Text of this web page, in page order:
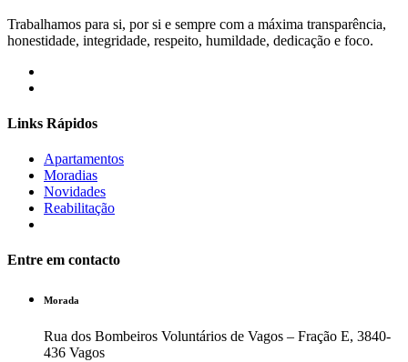
Trabalhamos para si, por si e sempre com a máxima transparência,
honestidade, integridade, respeito, humildade, dedicação e foco.
Links Rápidos
Apartamentos
Moradias
Novidades
Reabilitação
Entre em contacto
Morada
Rua dos Bombeiros Voluntários de Vagos – Fração E, 3840-
436 Vagos